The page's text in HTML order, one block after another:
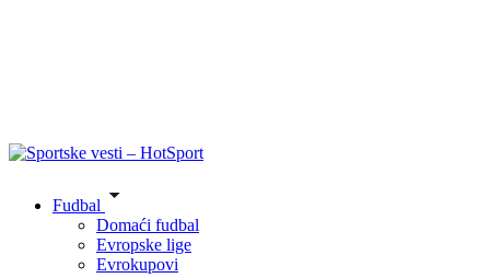
Fudbal
Domaći fudbal
Evropske lige
Evrokupovi